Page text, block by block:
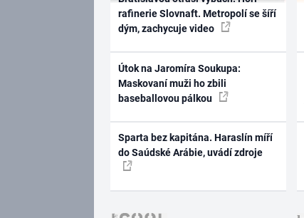
rafinerie Slovnaft. Metropolí se šíří
dým, zachycuje video
Útok na Jaromíra Soukupa:
Maskovaní muži ho zbili
baseballovou pálkou
Sparta bez kapitána. Haraslín míří
do Saúdské Arábie, uvádí zdroje